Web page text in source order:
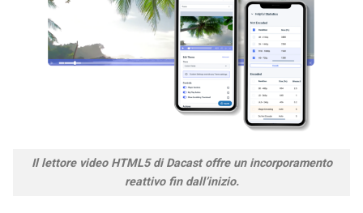
Il lettore video HTML5 di Dacast offre un incorporamento
reattivo fin dall’inizio.